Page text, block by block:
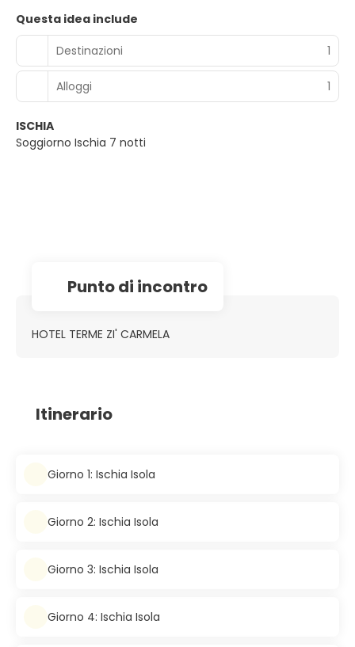
Questa idea include
Destinazioni
1
Alloggi 1
ISCHIA
Soggiorno Ischia 7 notti
Punto di incontro
HOTEL TERME ZI' CARMELA
Itinerario
Giorno 1: Ischia Isola
Giorno 2: Ischia Isola
Giorno 3: Ischia Isola
Giorno 4: Ischia Isola